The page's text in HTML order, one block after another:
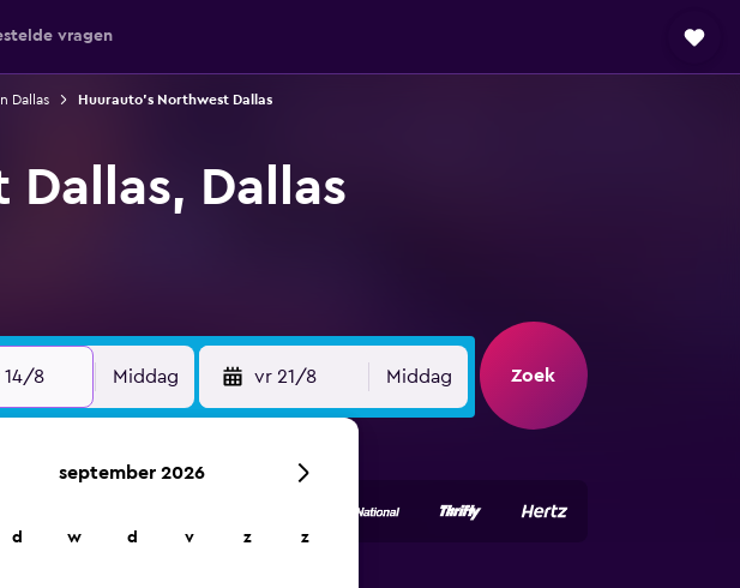
vragen
Dallas Huurauto's Northwest Dallas
Dallas
14/8 Middag vr 21/8 Middag Zoek
september 2026
d w d v z z